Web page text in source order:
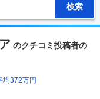
のクチコミ投稿者の
均372万円